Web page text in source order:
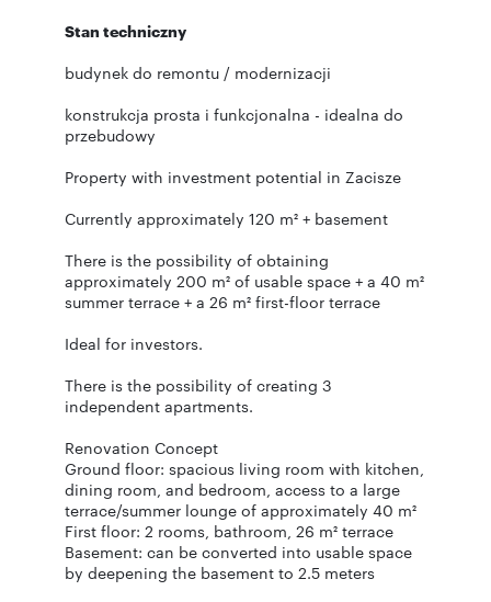
Stan techniczny
budynek do remontu / modernizacji
konstrukcja prosta i funkcjonalna - idealna do
przebudowy
Property with investment potential in Zacisze
Currently approximately 120 m² + basement
There is the possibility of obtaining
approximately 200 m² of usable space + a 40 m²
summer terrace + a 26 m² first-floor terrace
Ideal for investors.
There is the possibility of creating 3
independent apartments.
Renovation Concept
Ground floor: spacious living room with kitchen,
dining room, and bedroom, access to a large
terrace/summer lounge of approximately 40 m²
First floor: 2 rooms, bathroom, 26 m² terrace
Basement: can be converted into usable space
by deepening the basement to 2.5 meters